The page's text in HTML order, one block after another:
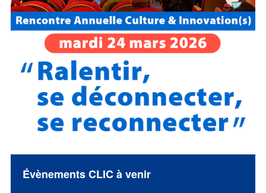
Évènements CLIC à venir